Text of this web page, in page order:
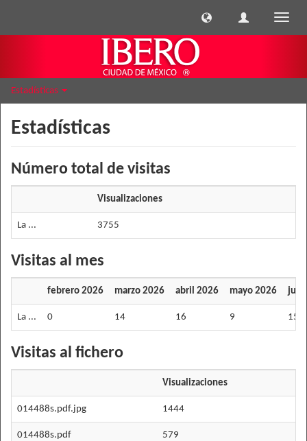
Estadísticas
Estadísticas
Número total de visitas
Visualizaciones
La ... 3755
Visitas al mes
febrero 2026 marzo 2026 abril 2026 mayo 2026
La ... 0 14 16 9 15
Visitas al fichero
Visualizaciones
014488s.pdf.jpg 1444
014488s.pdf 579